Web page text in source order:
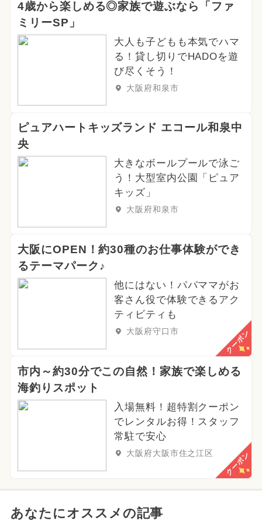
4歳から楽しめる◎家族で遊ぶなら「ファ
ミリーSP」
大人も子どもも本気でハマ
る！貸し切りでHADOを遊
び尽くそう！
大阪府和泉市
ピュアハートキッズランド エコール和泉中
央
大きなボールプールで泳ご
う！大型室内公園「ピュア
キッズ」
大阪府和泉市
大阪にOPEN！約30種のお仕事体験ができ
るテーマパーク♪
他にはない！パパママがお
客さん役で体験できるアク
ティビティも
大阪府守口市 クーポン
市内～約30分でこの自然！家族で楽しめる
海釣りスポット
入場無料！超特割クーポン
でレンタルお得！スタッフ
常駐で安心
大阪府大阪市住之江区 クーポン
あなたにオススメの記事